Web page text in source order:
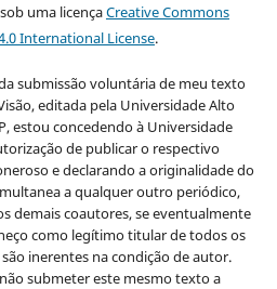
uma licençaCreative Commons
International License.
submissão voluntária de meu texto
editada pela Universidade Alto
estou concedendo à Universidade
de publicar o respectivo
e declarando a originalidade do
a qualquer outro periódico,
demais coautores, se eventualmente
como legítimo titular de todos os
inerentes na condição de autor.
submeter este mesmo texto a